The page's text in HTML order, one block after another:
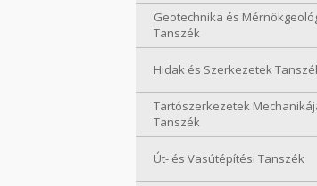
Geotechnika és
Tanszék
Hidak és Szerkezetek
Tartószerkezetek
Tanszék
Út- és Vasútépítési Tanszék